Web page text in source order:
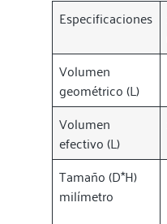
Especificaciones
Volumen
geométrico (L)
Volumen
efectivo (L)
Tamaño (D*H)
milímetro